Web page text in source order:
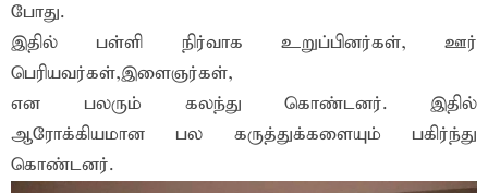
போது.
இதில் பள்ளி நிர்வாக உறுப்பினர்கள், ஊர்
பெரியவர்கள்,இளைஞர்கள்,
என பலரும் கலந்து கொண்டனர். இதில்
ஆரோக்கியமான பல கருத்துக்களையும் பகிர்ந்து
கொண்டனர்.